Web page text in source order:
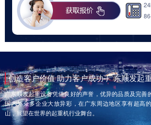
创造客户价值 助力客户成功-广东顺发起
广东顺发起重设备凭借良好的声誉，优异的品质及完善
国内外众多企业大放异彩，在广东周边地区享有超高
山，展望在世界的起重机行业舞台。